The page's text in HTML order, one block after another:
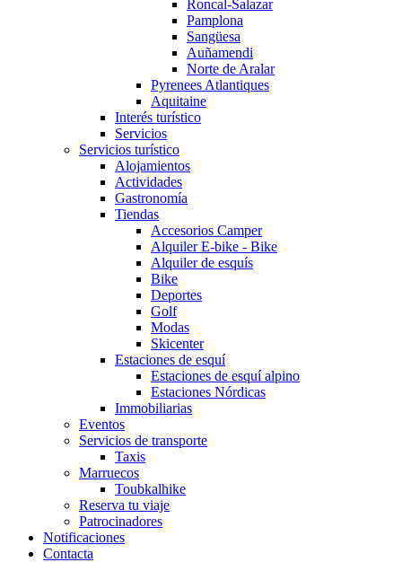
Roncal-Salazar
Pamplona
Sangüesa
Auñamendi
Norte de Aralar
Pyrenees Atlantiques
Aquitaine
Interés turístico
Servicios
Servicios turístico
Alojamientos
Actividades
Gastronomía
Tiendas
Accesorios Camper
Alquiler E-bike - Bike
Alquiler de esquís
Bike
Deportes
Golf
Modas
Skicenter
Estaciones de esquí
Estaciones de esquí alpino
Estaciones Nórdicas
Immobiliarias
Eventos
Servicios de transporte
Taxis
Marruecos
Toubkalhike
Reserva tu viaje
Patrocinadores
Notificaciones
Contacta